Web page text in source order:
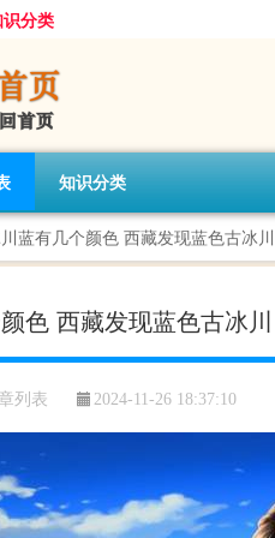
分类
知识分类
蓝有几个颜色 西藏发现蓝色古冰川
色 西藏发现蓝色古冰川
列表 2024-11-26 18:37:10